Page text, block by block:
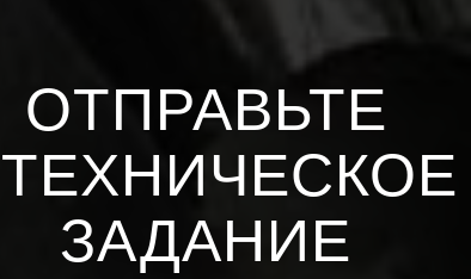
ОТПРАВЬТЕ
ТЕХНИЧЕСКОЕ
ЗАДАНИЕ